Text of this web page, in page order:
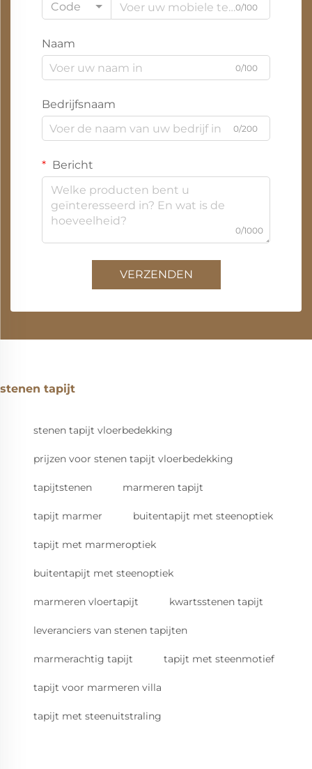
Code 0/100
Naam
0/100
Bedrijfsnaam
0/200
Bericht
0/1000
VERZENDEN
stenen tapijt
stenen tapijt vloerbedekking
prijzen voor stenen tapijt vloerbedekking
tapijtstenen marmeren tapijt
tapijt marmer buitentapijt met steenoptiek
tapijt met marmeroptiek
buitentapijt met steenoptiek
marmeren vloertapijt kwartsstenen tapijt
leveranciers van stenen tapijten
marmerachtig tapijt tapijt met steenmotief
tapijt voor marmeren villa
tapijt met steenuitstraling